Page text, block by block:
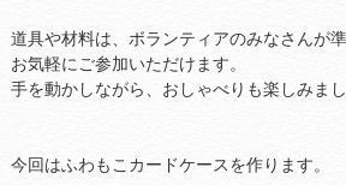
道具や材料は、ボランティアのみなさんが
お気軽にご参加いただけます。
手を動かしながら、おしゃべりも楽しみま
今回はふわもこカードケースを作ります。